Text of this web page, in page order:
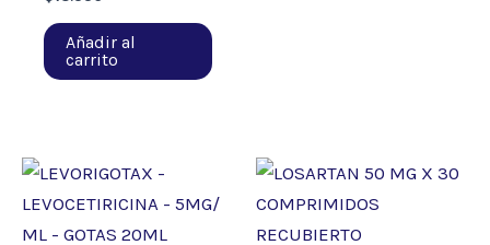
Añadir al
carrito